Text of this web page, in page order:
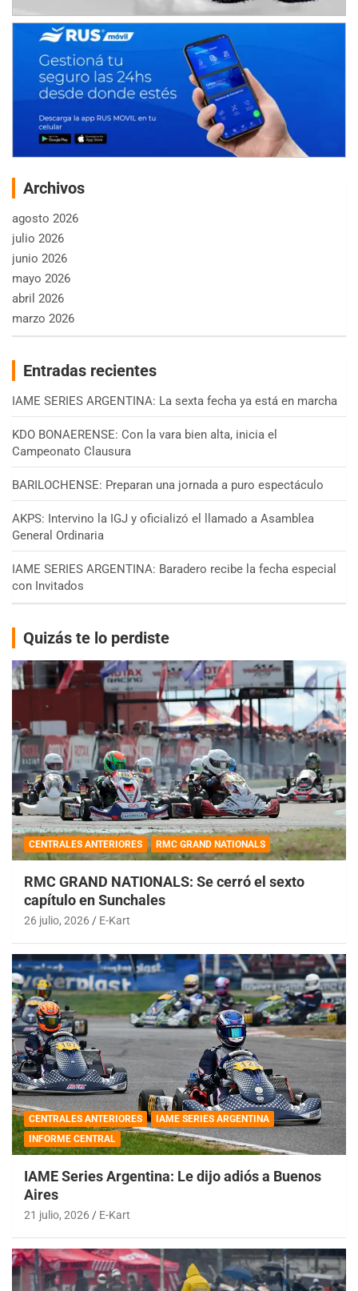
Archivos
agosto 2026
julio 2026
junio 2026
mayo 2026
abril 2026
marzo 2026
Entradas recientes
IAME SERIES ARGENTINA: La sexta fecha ya está en marcha
KDO BONAERENSE: Con la vara bien alta, inicia el
Campeonato Clausura
BARILOCHENSE: Preparan una jornada a puro espectáculo
AKPS: Intervino la IGJ y oficializó el llamado a Asamblea
General Ordinaria
IAME SERIES ARGENTINA: Baradero recibe la fecha especial
con Invitados
Quizás te lo perdiste
CENTRALES ANTERIORES RMC GRAND NATIONALS
RMC GRAND NATIONALS: Se cerró el sexto
capítulo en Sunchales
26 julio, 2026 E-Kart
CENTRALES ANTERIORES
IAME SERIES ARGENTINA
INFORME CENTRAL
IAME Series Argentina: Le dijo adiós a Buenos
Aires
21 julio, 2026 E-Kart